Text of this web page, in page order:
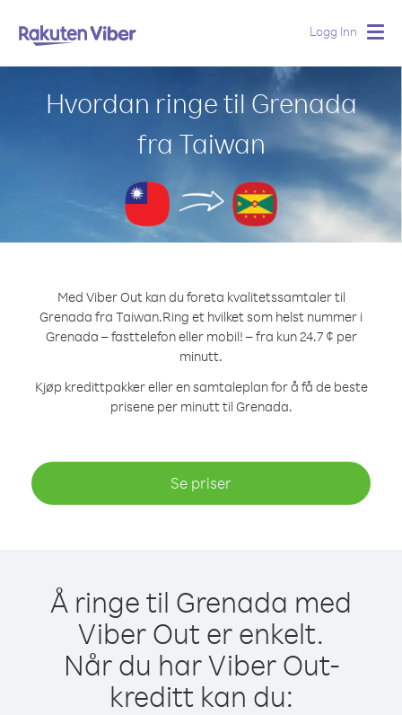
Logg Inn
Hvordan ringe til Grenada
fra Taiwan
Med Viber Out kan du foreta kvalitetssamtaler til
Grenada fra Taiwan.Ring et hvilket som helst nummer i
Grenada – fasttelefon eller mobil! – fra kun 24.7 ¢ per
minutt.
Kjøp kredittpakker eller en samtaleplan for å få de beste
prisene per minutt til Grenada.
Se priser
Å ringe til Grenada med
Viber Out er enkelt.
Når du har Viber Out-
kreditt kan du: